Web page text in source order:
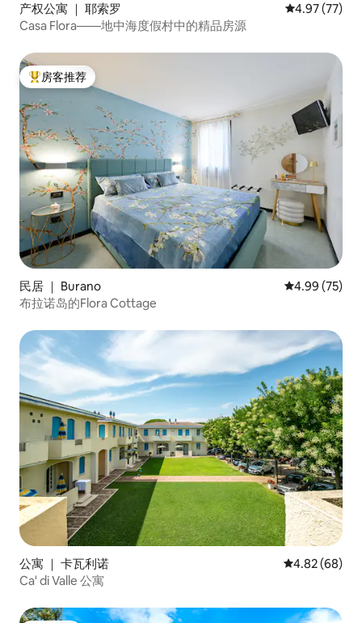
产权公寓 ｜ 耶索罗 平均评分
4.97 (77)
Casa Flora——地中海度假村中的精品房源
热门「房客推荐」
房客推荐
民居 ｜ Burano 平均评分
4.99 (75)
布拉诺岛的Flora Cottage
公寓 ｜ 卡瓦利诺 平均评分 4.82
4.82 (68)
Ca' di Valle 公寓